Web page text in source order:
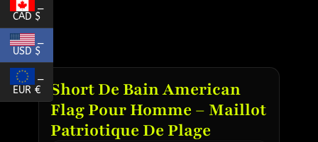
Short De Bain American
Flag Pour Homme – Maillot
Patriotique De Plage
CAD $
_
USD $
EUR €